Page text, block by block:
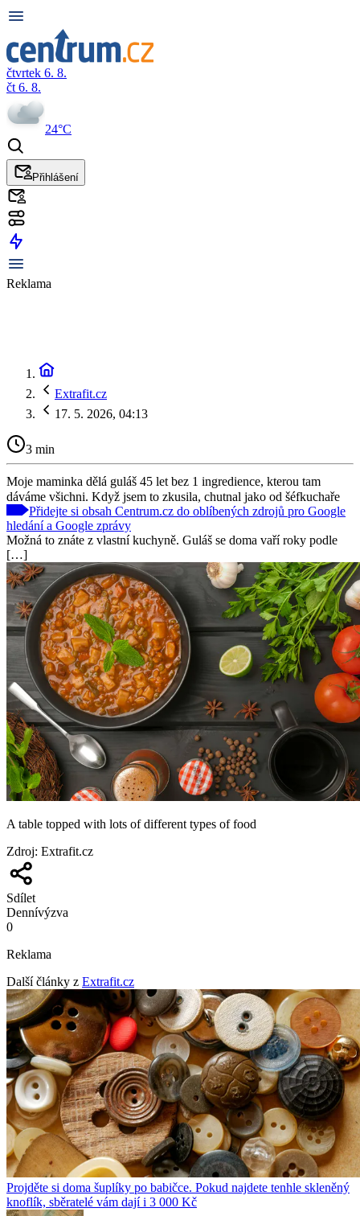
čtvrtek 6. 8.
čt 6. 8.
24°C
Přihlášení
Reklama
Extrafit.cz
17. 5. 2026, 04:13
3 min
Moje maminka dělá guláš 45 let bez 1 ingredience, kterou tam
dáváme všichni. Když jsem to zkusila, chutnal jako od šéfkuchaře
Přidejte si obsah Centrum.cz do oblíbených zdrojů pro Google
hledání a Google zprávy
Možná to znáte z vlastní kuchyně. Guláš se doma vaří roky podle
[…]
A table topped with lots of different types of food
Zdroj: Extrafit.cz
Sdílet
Dennívýzva
0
Reklama
Další články z Extrafit.cz
Projděte si doma šuplíky po babičce. Pokud najdete tenhle skleněný
knoflík, sběratelé vám dají i 3 000 Kč